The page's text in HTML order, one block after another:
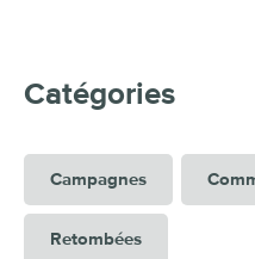
Catégories
Campagnes
Retombées